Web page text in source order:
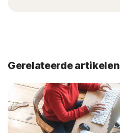
Gerelateerde artikelen